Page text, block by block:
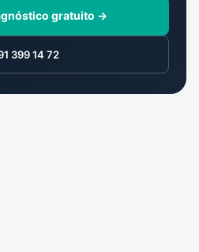
gratuito →
399 14 72